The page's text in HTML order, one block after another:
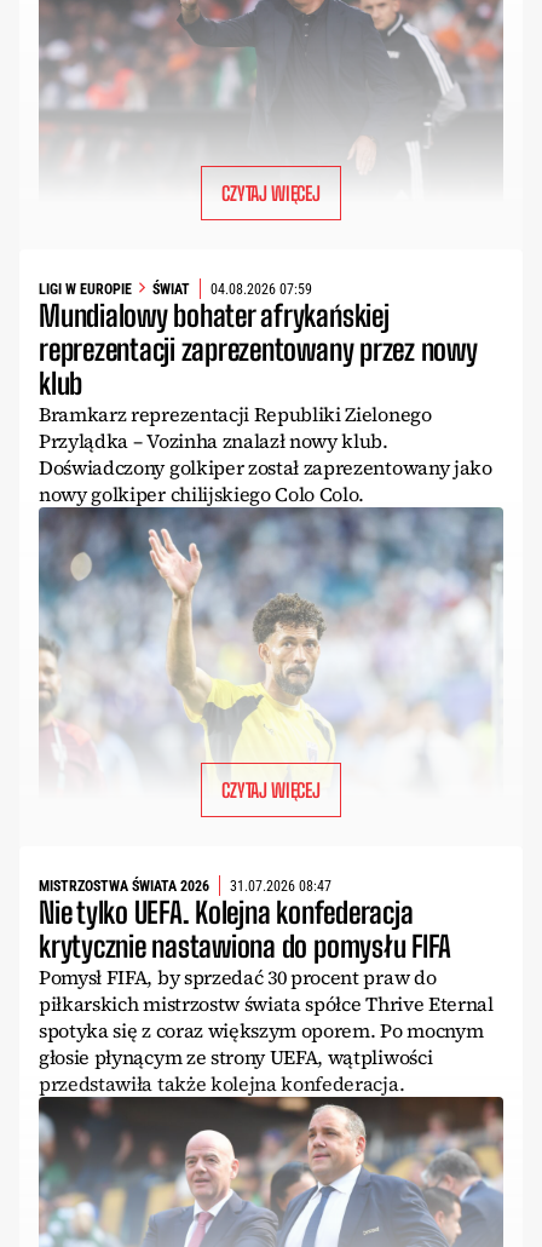
CZYTAJ WIĘCEJ
LIGI W EUROPIE ŚWIAT 04.08.2026 07:59
Mundialowy bohater afrykańskiej
reprezentacji zaprezentowany przez nowy
klub
Bramkarz reprezentacji Republiki Zielonego
Przylądka – Vozinha znalazł nowy klub.
Doświadczony golkiper został zaprezentowany jako
nowy golkiper chilijskiego Colo Colo.
CZYTAJ WIĘCEJ
MISTRZOSTWA ŚWIATA 2026 31.07.2026 08:47
Nie tylko UEFA. Kolejna konfederacja
krytycznie nastawiona do pomysłu FIFA
Pomysł FIFA, by sprzedać 30 procent praw do
piłkarskich mistrzostw świata spółce Thrive Eternal
spotyka się z coraz większym oporem. Po mocnym
głosie płynącym ze strony UEFA, wątpliwości
przedstawiła także kolejna konfederacja.